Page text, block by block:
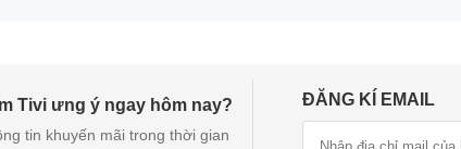
Tivi ưng ý ngay hôm nay?
tin khuyến mãi trong thời gian
ĐĂNG KÍ EMAIL